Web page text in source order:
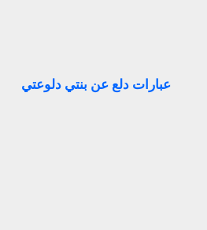
عبارات دلع عن بنتي دلوعتي